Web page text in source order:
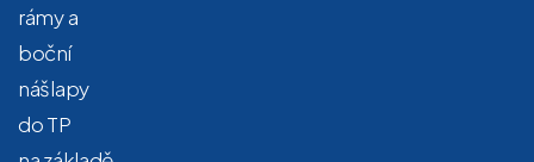
rámy a
boční
nášlapy
do TP